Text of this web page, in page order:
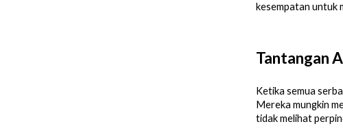
kesempatan untuk
Tantangan
Ketika semua
Mereka mungkin
tidak melihat